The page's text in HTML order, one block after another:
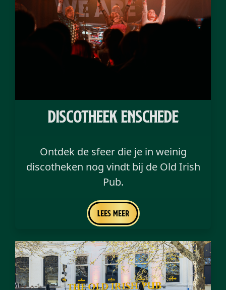
discotheek Enschede
Ontdek de sfeer die je in weinig
discotheken nog vindt bij de Old Irish
Pub.
Lees meer